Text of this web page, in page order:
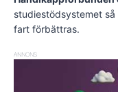
studiestödsystemet
fart förbättras.
ANNONS